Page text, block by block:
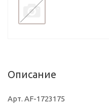
Описание
Арт. AF-1723175